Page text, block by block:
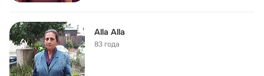
Alla Alla
83 года